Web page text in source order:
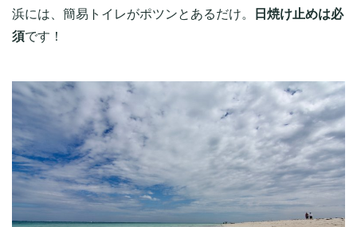
浜には、簡易トイレがポツンとあるだけ。
日焼け止めは必
須です！